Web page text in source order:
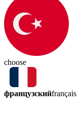
choose
французскийfrançais